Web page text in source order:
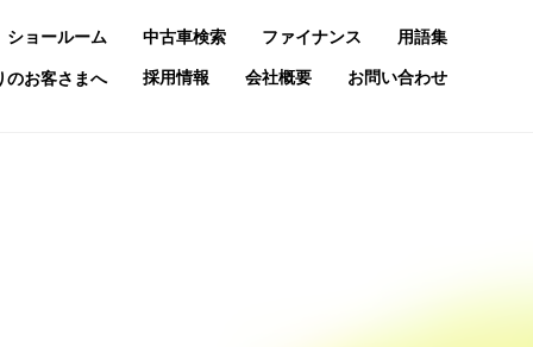
ショールーム 中古車検索 ファイナンス 用語集
お客さまへ 採用情報 会社概要 お問い合わせ